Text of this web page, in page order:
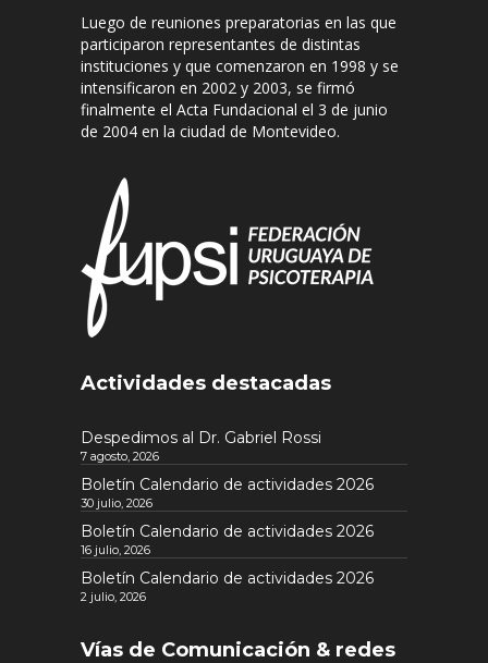
Luego de reuniones preparatorias en las que
participaron representantes de distintas
instituciones y que comenzaron en 1998 y se
intensificaron en 2002 y 2003, se firmó
finalmente el Acta Fundacional el 3 de junio
de 2004 en la ciudad de Montevideo.
Actividades destacadas
Despedimos al Dr. Gabriel Rossi
7 agosto, 2026
Boletín Calendario de actividades 2026
30 julio, 2026
Boletín Calendario de actividades 2026
16 julio, 2026
Boletín Calendario de actividades 2026
2 julio, 2026
Vías de Comunicación & redes